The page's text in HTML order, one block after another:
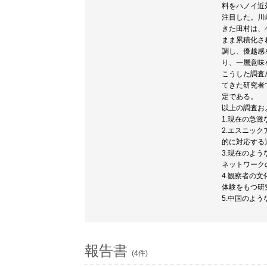
料をハノイ近
注目した。川
きた田村は
まま累積化
調し、優越感
り、一層意
こうした調
てきた研究者
定である。
以上の調査
1.現在の急激
2.エスニック
的に対応する
3.現在のよう
ネットワー
4.観察者の文
体験をもつ研
5.中国のよう
報告書 (4件)